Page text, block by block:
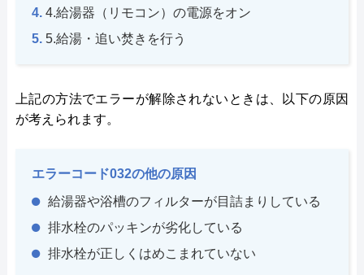
4.給湯器（リモコン）の電源をオン
5.給湯・追い焚きを行う
上記の方法でエラーが解除されないときは、以下の原因
が考えられます。
エラーコード032の他の原因
給湯器や浴槽のフィルターが目詰まりしている
排水栓のパッキンが劣化している
排水栓が正しくはめこまれていない